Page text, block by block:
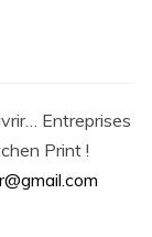
Entreprises
Print !